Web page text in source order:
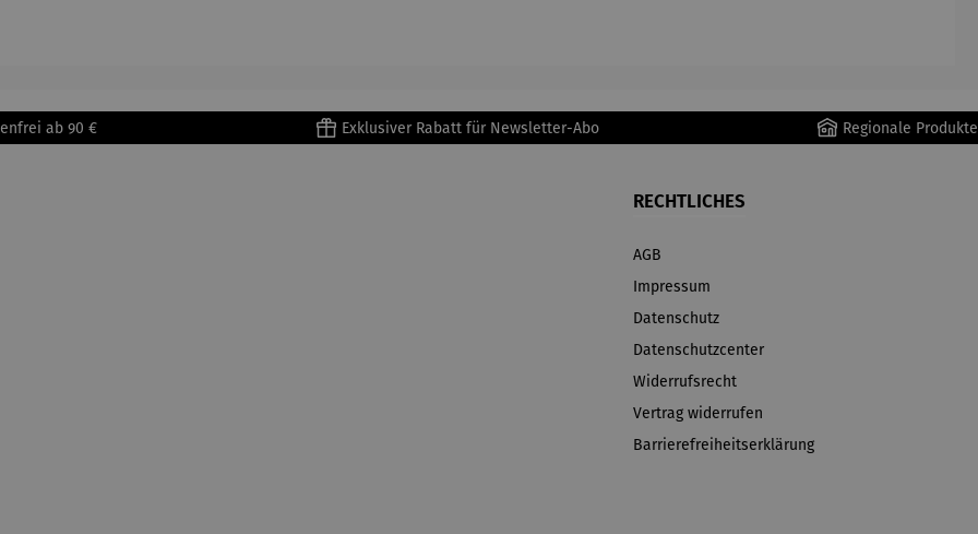
Metallges
ab 90 € Exklusiver Rabatt für Newsletter-Abo Regionale Produkte
RECHTLICHES
AGB
Impressum
Datenschutz
Datenschutzcenter
Widerrufsrecht
Vertrag widerrufen
Barrierefreiheitserklärung